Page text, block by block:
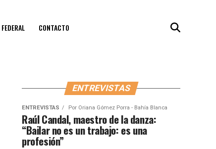
FEDERAL CONTACTO
ENTREVISTAS
ENTREVISTAS Por Oriana Gómez Porra - Bahía Blanca
Raúl Candal, maestro de la danza:
“Bailar no es un trabajo: es una
profesión”